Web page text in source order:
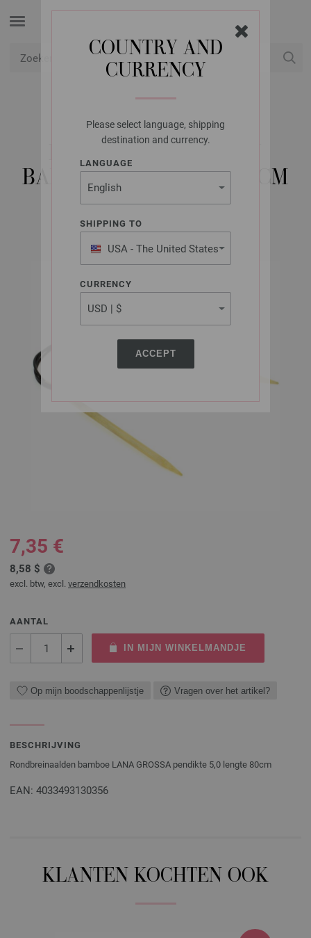
COUNTRY AND
CURRENCY
Please select language, shipping
destination and currency.
LANGUAGE
SHIPPING TO
USA - The United States
of America
CURRENCY
ACCEPT
LANA GROSSA
RONDBREINAALDEN
BAMBOE DIKTE 5,0/80CM
7,35 €
8,58 $
excl. btw, excl. verzendkosten
AANTAL
IN MIJN WINKELMANDJE
Op mijn boodschappenlijstje Vragen over het artikel?
BESCHRIJVING
Rondbreinaalden bamboe LANA GROSSA pendikte 5,0 lengte 80cm
EAN: 4033493130356
KLANTEN KOCHTEN OOK